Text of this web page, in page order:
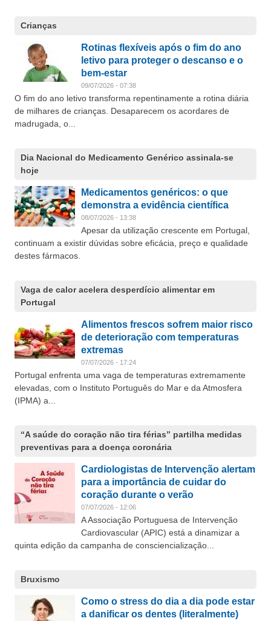
Crianças
Rotinas flexíveis após o fim do ano
letivo para proteger o descanso e o
bem-estar
09/07/2026 - 07:38
O fim do ano letivo transforma repentinamente a rotina diária
de milhares de crianças. Desaparecem os acordares de
madrugada, o...
Dia Nacional do Medicamento Genérico assinala-se
hoje
Medicamentos genéricos: o que
demonstra a evidência científica
08/07/2026 - 13:38
Apesar da utilização crescente em Portugal,
continuam a existir dúvidas sobre eficácia, preço e qualidade
destes fármacos.
Vaga de calor acelera desperdício alimentar em
Portugal
Alimentos frescos sofrem maior risco
de deterioração com temperaturas
extremas
07/07/2026 - 17:24
Portugal enfrenta uma vaga de temperaturas extremamente
elevadas, com o Instituto Português do Mar e da Atmosfera
(IPMA) a...
“A saúde do coração não tira férias” partilha medidas
preventivas para a doença coronária
Cardiologistas de Intervenção alertam
para a importância de cuidar do
coração durante o verão
07/07/2026 - 12:06
A Associação Portuguesa de Intervenção
Cardiovascular (APIC) está a dinamizar a
quinta edição da campanha de consciencialização...
Bruxismo
Como o stress do dia a dia pode estar
a danificar os dentes (literalmente)